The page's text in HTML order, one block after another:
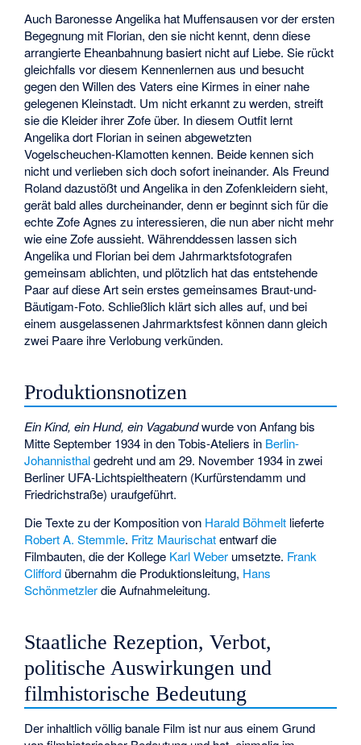
Auch Baronesse Angelika hat Muffensausen vor der ersten
Begegnung mit Florian, den sie nicht kennt, denn diese
arrangierte Eheanbahnung basiert nicht auf Liebe. Sie rückt
gleichfalls vor diesem Kennenlernen aus und besucht
gegen den Willen des Vaters eine Kirmes in einer nahe
gelegenen Kleinstadt. Um nicht erkannt zu werden, streift
sie die Kleider ihrer Zofe über. In diesem Outfit lernt
Angelika dort Florian in seinen abgewetzten
Vogelscheuchen-Klamotten kennen. Beide kennen sich
nicht und verlieben sich doch sofort ineinander. Als Freund
Roland dazustößt und Angelika in den Zofenkleidern sieht,
gerät bald alles durcheinander, denn er beginnt sich für die
echte Zofe Agnes zu interessieren, die nun aber nicht mehr
wie eine Zofe aussieht. Währenddessen lassen sich
Angelika und Florian bei dem Jahrmarktsfotografen
gemeinsam ablichten, und plötzlich hat das entstehende
Paar auf diese Art sein erstes gemeinsames Braut-und-
Bäutigam-Foto. Schließlich klärt sich alles auf, und bei
einem ausgelassenen Jahrmarktsfest können dann gleich
zwei Paare ihre Verlobung verkünden.
Produktionsnotizen
Ein Kind, ein Hund, ein Vagabundwurde von Anfang bis
Mitte September 1934 in den Tobis-Ateliers in Berlin-
Johannisthalgedreht und am 29. November 1934 in zwei
Berliner UFA-Lichtspieltheatern (Kurfürstendamm und
Friedrichstraße) uraufgeführt.
Die Texte zu der Komposition von Harald Böhmelt lieferte
Robert A. Stemmle. Fritz Maurischatentwarf die
Filmbauten, die der Kollege Karl Weber umsetzte. Frank
Clifford übernahm die Produktionsleitung, Hans
Schönmetzlerdie Aufnahmeleitung.
Staatliche Rezeption, Verbot,
politische Auswirkungen und
filmhistorische Bedeutung
Der inhaltlich völlig banale Film ist nur aus einem Grund